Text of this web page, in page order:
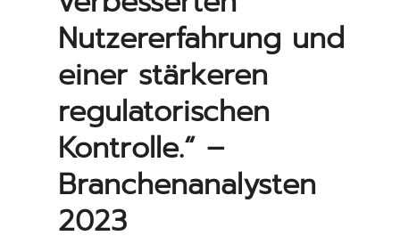
Nutzererfahrung und
einer stärkeren
regulatorischen
Kontrolle.“ –
Branchenanalysten
2023